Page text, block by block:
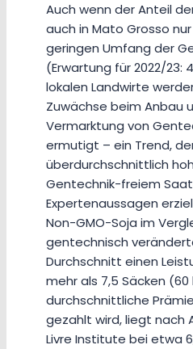
Auch wenn der Anteil
auch in Mato Grosso
geringen Umfang der
(Erwartung für 2022/23:
lokalen Landwirte
Zuwächse beim Anbau
Vermarktung von
ermutigt – ein Trend,
überdurchschnittlich
Gentechnik-freiem
Expertenaussagen
Non-GMO-Soja im
gentechnisch
Durchschnitt einen
mehr als 7,5 Säcken
durchschnittliche
gezahlt wird, liegt nach
Livre Institute bei etwa